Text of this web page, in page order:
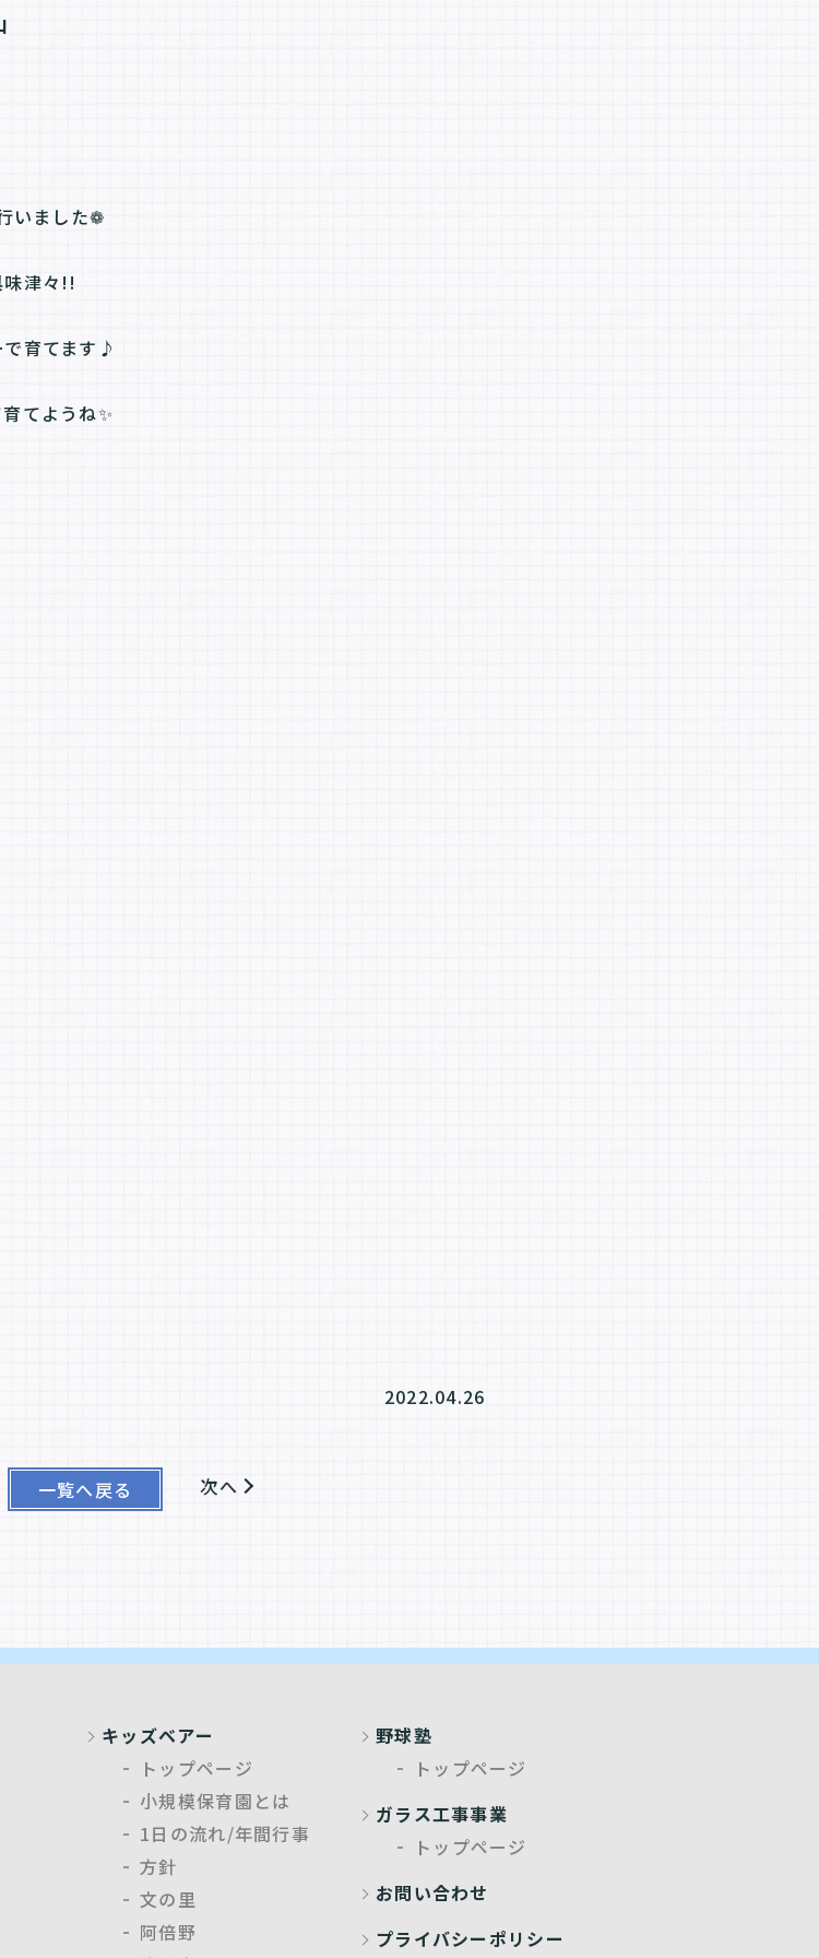
いました❁
味津々!!
育てます♪
てようね✨
2022.04.26
次へ
一覧へ戻る
キッズベアー
トップページ
小規模保育園とは
1日の流れ/年間行事
方針
文の里
阿倍野
野球塾
トップページ
ガラス工事事業
トップページ
お問い合わせ
プライバシーポリシー